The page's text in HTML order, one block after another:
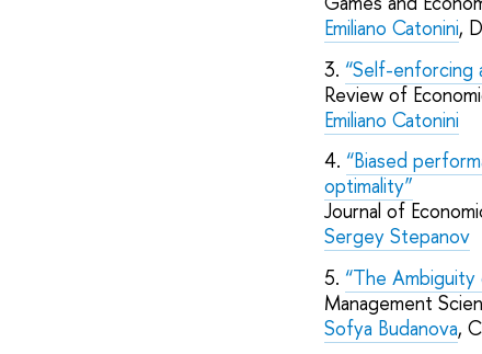
Emiliano Catonini,
3. “Self-enforcing
Review of
Emiliano Catonini
4. “Biased
optimality”
Journal of
Sergey Stepanov
5. “The Ambiguity
Management
Sofya Budanova,